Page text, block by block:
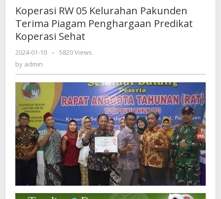
Kelurahan
Pakunden
Koperasi
Sehat
Koperasi RW 05 Kelurahan Pakunden
Terima Piagam Penghargaan Predikat
Koperasi Sehat
2024-01-10
by
-
5820 Views
by admin